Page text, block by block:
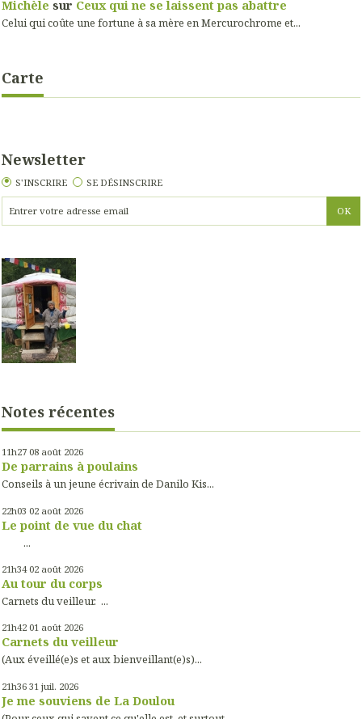
Michèle sur Ceux qui ne se laissent pas abattre
Celui qui coûte une fortune à sa mère en Mercurochrome et...
Carte
Newsletter
S'INSCRIRE SE DÉSINSCRIRE
Notes récentes
11h27 08 août 2026
De parrains à poulains
Conseils à un jeune écrivain de Danilo Kis...
22h03 02 août 2026
Le point de vue du chat
...
21h34 02 août 2026
Au tour du corps
Carnets du veilleur. ...
21h42 01 août 2026
Carnets du veilleur
(Aux éveillé(e)s et aux bienveillant(e)s)...
21h36 31 juil. 2026
Je me souviens de La Doulou